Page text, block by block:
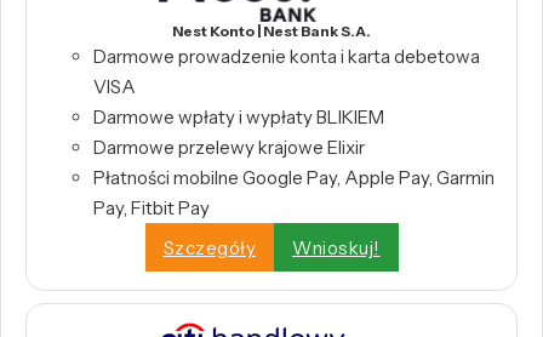
Nest Konto | Nest Bank S.A.
Darmowe prowadzenie konta i karta debetowa
VISA
Darmowe wpłaty i wypłaty BLIKIEM
Darmowe przelewy krajowe Elixir
Płatności mobilne Google Pay, Apple Pay, Garmin
Pay, Fitbit Pay
Szczegóły
Wnioskuj!